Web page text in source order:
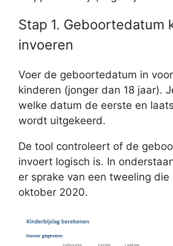
Stap 1. Geboortedatum
invoeren
Voer de geboortedatum in
kinderen (jonger dan 18 jaar).
welke datum de eerste en
wordt uitgekeerd.
De tool controleert of de
invoert logisch is. In
er sprake van een tweeling
oktober 2020.